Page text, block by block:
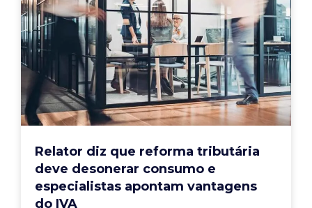
Relator diz que reforma tributária
deve desonerar consumo e
especialistas apontam vantagens
do IVA